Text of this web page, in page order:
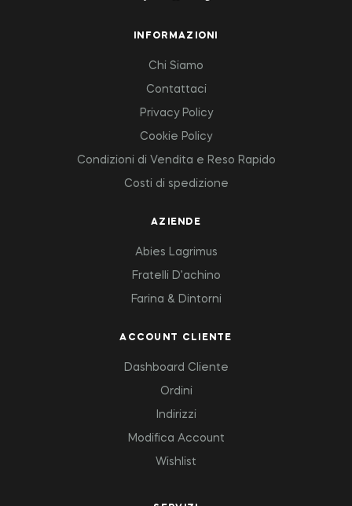
INFORMAZIONI
Chi Siamo
Contattaci
Privacy Policy
Cookie Policy
Condizioni di Vendita e Reso Rapido
Costi di spedizione
AZIENDE
Abies Lagrimus
Fratelli D’achino
Farina & Dintorni
ACCOUNT CLIENTE
Dashboard Cliente
Ordini
Indirizzi
Modifica Account
Wishlist